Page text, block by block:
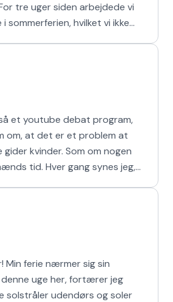
i sommerferien, hvilket vi ikke
et youtube debat program,
om, at det er et problem at
kvinder. Som om nogen
gang synes jeg,
Min ferie nærmer sig sin
uge her, fortærer jeg
solstråler udendørs og soler